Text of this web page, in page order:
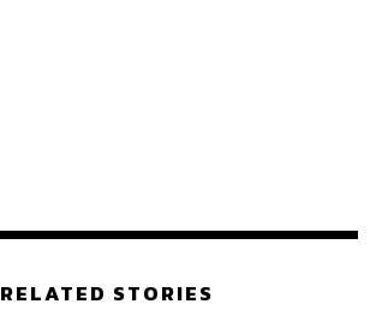
Content Creator สำนักข่าว THE
RELATED STORIES